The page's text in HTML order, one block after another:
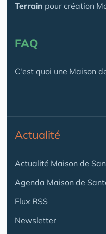
Terrain pour création
FAQ
C'est quoi une Maison
Actualité
Actualité Maison de
Agenda Maison de
Flux RSS
Newsletter